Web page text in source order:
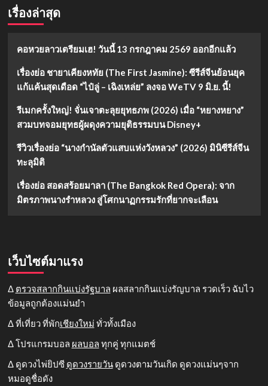
เรื่องล่าสุด
คอหวยลาวเตรียมเฮ! วันนี้ 13 กรกฎาคม 2569 ออกอีกแล้ว
เรื่องย่อ ชายาเคียงหทัย (The First Jasmine): ซีรีส์จีนย้อนยุค
แก้แค้นสุดเดือด “ไป๋ลู่ – เฉิงเหล่ย” ลงจอ WeTV 9 มิ.ย. นี้!
รีเมกครั้งใหญ่! จั่นเจาตะลุยยุทธภพ (2026) เมื่อ “หยางหยาง”
สวมบทจอมยุทธผู้ผดุงความยุติธรรมบน Disney+
รีวิวเรื่องย่อ “นางกำนัลตัวแสบแห่งวังหลวง” (2026) มินิซีรีส์จีน
ทะลุมิติ
เรื่องย่อ สอดสร้อยมาลา (The Bangkok Red Opera): จาก
มิตรภาพนางรำหลวง สู่โศกนาฏกรรมรักที่ยากจะเลือน
เว็บไซต์มาแรง
Δ ตรวจสลากกินแบ่งรัฐบาล ผลสลากกินแบ่งรัญบาล รวดเร็ว ฉับไว
ข้อมูลถูกต้องแม่นยำ
Δ ที่เที่ยว ที่พักเชียงใหม่ ทั่วทั้งเมือง
Δ โปรแกรมบอล ผลบอล ทุกคู่ ทุกแมตช์
Δ ดูดวงไพ่ยิปซี ดูดวงรายวันดูดวงตามวันเกิด ดูดวงแม่นๆจาก
หมอดูชื่อดัง